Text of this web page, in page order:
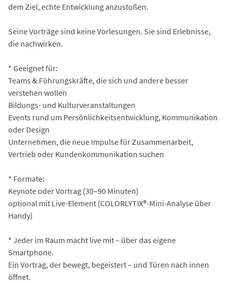
dem Ziel, echte Entwicklung anzustoßen.
Seine Vorträge sind keine Vorlesungen. Sie sind Erlebnisse,
die nachwirken.
* Geeignet für:
Teams & Führungskräfte, die sich und andere besser
verstehen wollen
Bildungs- und Kulturveranstaltungen
Events rund um Persönlichkeitsentwicklung, Kommunikation
oder Design
Unternehmen, die neue Impulse für Zusammenarbeit,
Vertrieb oder Kundenkommunikation suchen
* Formate:
Keynote oder Vortrag (30–90 Minuten)
optional mit Live-Element (COLORLYTIX®-Mini-Analyse über
Handy)
* Jeder im Raum macht live mit – über das eigene
Smartphone.
Ein Vortrag, der bewegt, begeistert – und Türen nach innen
öffnet.